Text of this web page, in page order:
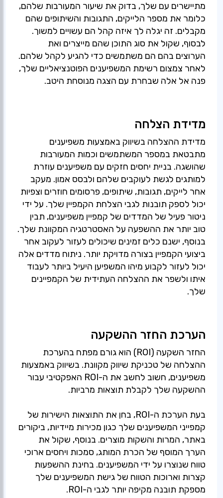
מתיישרים עם שלך, בדוק את שיעור המעורבות שלהם,
כלומר את מספר הלייקים, התגובות והשיתופים שהם
מקבלים. זה יגלה לך איזה קהל הם עשויים למשוך.
לבסוף, שקול את סוג התוכן שהם מייצרים ואת
הערוצים בהם הם משתמשים כדי להגיע לקהל שלהם.
לאחר צמצום רשימת המשפיענים הפוטנציאליים שלך,
פנה אל אלה שבחרת עם הצגה מנוסחת היטב.
מדידת הצלחה
מדידת ההצלחה בשיווק באמצעות משפיענים
מתבטאת במספר המשתמשים וכמות המעורבות
שהושגה. בניית יחסים חזקים עם משפיענים עוזרת
למותגים לגשת לעוקבים שלהם ולבסס אמון. מעקב
אחר לייקים, תגובות, שיתופים, פרסומים חוזרים וצפיות
יכול לספק תובנות לגבי הצלחת הקמפיין שלך. על ידי
ניטור פעיל של המדדים של קמפיין משפיענים, תבין
טוב יותר את ההשפעה על האסטרטגיה המקוונת שלך.
בנוסף, ישנם כלים זמינים שיכולים לעזור לעקוב אחר
ביצועי הקמפיין בצורה מדויקת יותר. ניתוח מדדים אלה
יכול לעזור לקבוע מיהו המשפיען היעיל ביותר לעבוד
איתו ולשפר את ההצלחה העתידית של הקמפיינים
שלך.
הערכת החזר ההשקעה
החזר השקעה (ROI) הוא גורם מפתח בהערכת
ההצלחה של טכניקת שיווק מקוונת. בשיווק באמצעות
משפיענים, חשוב לחשב את ה-ROI האפקטיבי עבור
בעת הערכת ה-ROI, בחן את התוצאות הישירות של
קמפייני המשפיענים שלך כגון מכירות מיידיות, ביקורים
באתר, המרות והשקות מוצרים. בנוסף, שקול את
הערך המוסף של הכרת המותג, סמכות ויחסים ארוכי
טווח שנוצרו על ידי המשפיענים. בחינת ההשפעות
קצרות וארוכות הטווח של גישת המשפיענים שלך